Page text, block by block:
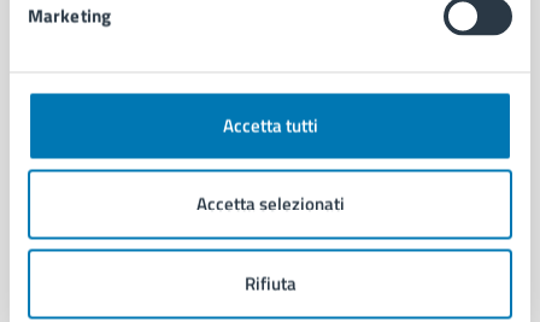
Marketing
Accetta tutti
Accetta selezionati
Rifiuta
AMMINISTRAZIONE
Organi di governo
Enti e fondazioni
Personale amministrativo
Intranet, posta aziendale e protocollo